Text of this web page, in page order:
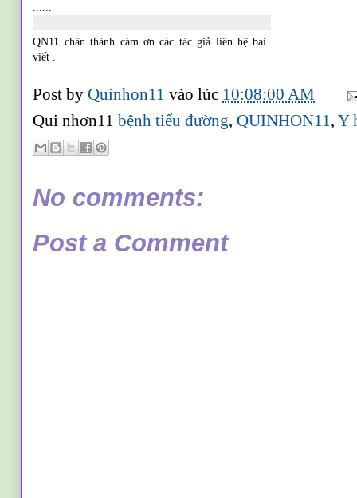
......
QN11 chân thành cám ơn các tác giả liên hệ bài
viết .
Post byQuinhon11vào lúc 10:08:00 AM
Qui nhơn11bệnh tiểu đường,QUINHON11,Y
No comments:
Post a Comment